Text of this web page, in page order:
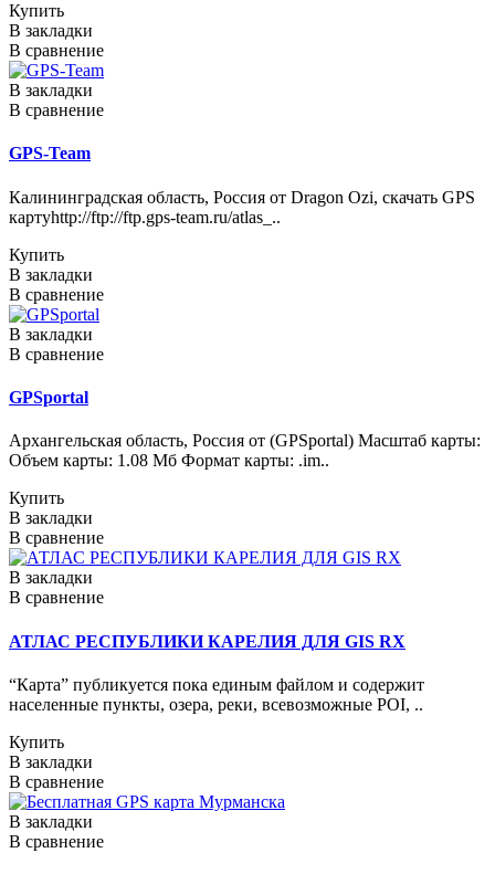
Купить
В закладки
В сравнение
В закладки
В сравнение
GPS-Team
Калининградская область, Россия от Dragon Ozi, скачать GPS
картуhttp://ftp://ftp.gps-team.ru/atlas_..
Купить
В закладки
В сравнение
В закладки
В сравнение
GPSportal
Архангельская область, Россия от (GPSportal) Масштаб карты:
Объем карты: 1.08 Мб Формат карты: .im..
Купить
В закладки
В сравнение
В закладки
В сравнение
АТЛАС РЕСПУБЛИКИ КАРЕЛИЯ ДЛЯ GIS RX
“Карта” публикуется пока единым файлом и содержит
населенные пункты, озера, реки, всевозможные POI, ..
Купить
В закладки
В сравнение
В закладки
В сравнение